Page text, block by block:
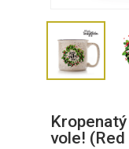
vole!